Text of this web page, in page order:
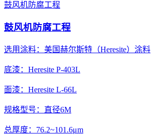
鼓风机防腐工程
鼓风机防腐工程
选用涂料：美国赫尔斯特（Heresite）涂料
底漆：Heresite P-403L
面漆：Heresite L-66L
规格型号：直径6M
总厚度：76.2~101.6μm